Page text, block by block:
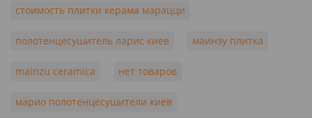
стоимость плитки керама марацци
полотенцесушитель ларис киев маинзу плитка
mainzu ceramica нет товаров
марио полотенцесушители киев